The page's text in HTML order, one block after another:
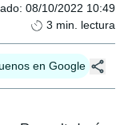
: 08/10/2022 10:49
3 min. lectura
en Google